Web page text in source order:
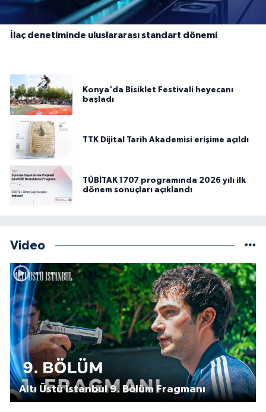
İlaç denetiminde uluslararası standart dönemi
Konya'da Bisiklet Festivali heyecanı
başladı
TTK Dijital Tarih Akademisi erişime açıldı
TÜBİTAK 1707 programında 2026 yılı ilk
dönem sonuçları açıklandı
Video
Altı Üstü İstanbul 9. Bölüm Fragmanı